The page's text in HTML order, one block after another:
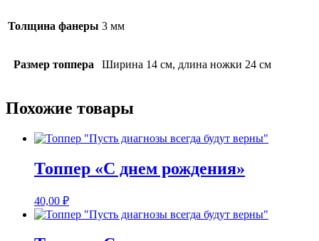
Толщина фанеры 3 мм
Размер топпера Ширина 14 см, длина ножки 24 см
Похожие товары
Топпер «С днем рождения»
40,00 ₽